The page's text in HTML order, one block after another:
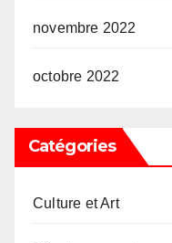
novembre 2022
octobre 2022
Catégories
Culture et Art